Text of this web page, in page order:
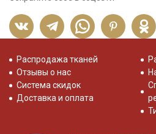
Распродажа тканей
Отзывы о нас
Система скидок
Доставка и оплата